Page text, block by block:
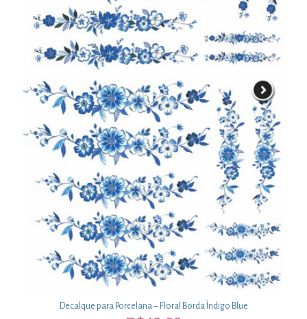
Decalque para Porcelana – Floral Borda Índigo Blue